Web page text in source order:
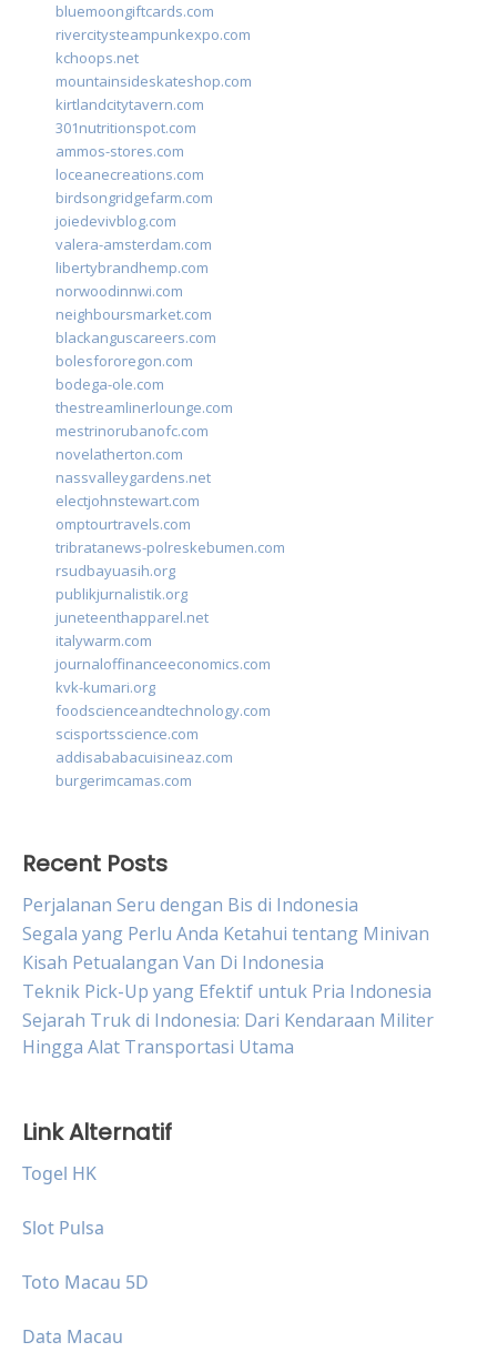
bluemoongiftcards.com
rivercitysteampunkexpo.com
kchoops.net
mountainsideskateshop.com
kirtlandcitytavern.com
301nutritionspot.com
ammos-stores.com
loceanecreations.com
birdsongridgefarm.com
joiedevivblog.com
valera-amsterdam.com
libertybrandhemp.com
norwoodinnwi.com
neighboursmarket.com
blackanguscareers.com
bolesfororegon.com
bodega-ole.com
thestreamlinerlounge.com
mestrinorubanofc.com
novelatherton.com
nassvalleygardens.net
electjohnstewart.com
omptourtravels.com
tribratanews-polreskebumen.com
rsudbayuasih.org
publikjurnalistik.org
juneteenthapparel.net
italywarm.com
journaloffinanceeconomics.com
kvk-kumari.org
foodscienceandtechnology.com
scisportsscience.com
addisababacuisineaz.com
burgerimcamas.com
Recent Posts
Perjalanan Seru dengan Bis di Indonesia
Segala yang Perlu Anda Ketahui tentang Minivan
Kisah Petualangan Van Di Indonesia
Teknik Pick-Up yang Efektif untuk Pria Indonesia
Sejarah Truk di Indonesia: Dari Kendaraan Militer
Hingga Alat Transportasi Utama
Link Alternatif
Togel HK
Slot Pulsa
Toto Macau 5D
Data Macau